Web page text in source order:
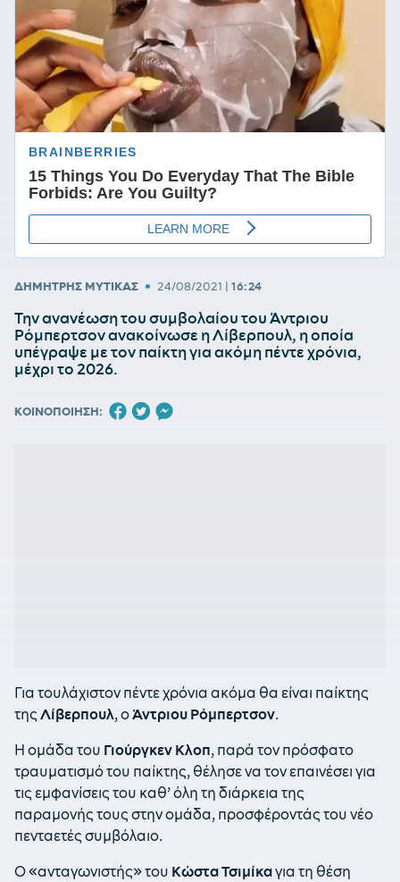
ΔΗΜΗΤΡΗΣ ΜΥΤΙΚΑΣ • 24/08/2021 | 16:24
Την ανανέωση του συμβολαίου του Άντριου
Ρόμπερτσον ανακοίνωσε η Λίβερπουλ, η οποία
υπέγραψε με τον παίκτη για ακόμη πέντε χρόνια,
μέχρι το 2026.
ΚΟΙΝΟΠΟΙΗΣΗ:
Για τουλάχιστον πέντε χρόνια ακόμα θα είναι παίκτης
της Λίβερπουλ, οΆντριου Ρόμπερτσον.
Η ομάδα του Γιούργκεν Κλοπ, παρά τον πρόσφατο
τραυματισμό του παίκτης, θέλησε να τον επαινέσει για
τις εμφανίσεις του καθ’ όλη τη διάρκεια της
παραμονής τους στην ομάδα, προσφέροντάς του νέο
πενταετές συμβόλαιο.
Ο «ανταγωνιστής» του Κώστα Τσιμίκαγια τη θέση